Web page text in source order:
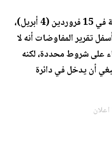
وأشار نبويان إلى رسالة مؤرخة في 15 فروردين (4 أبريل)،
تقرير المفاوضات أنه لا
على شروط محددة، لكنه
أن يدخل في دائرة